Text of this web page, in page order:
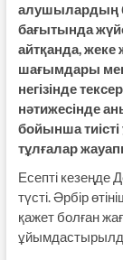
алушылардың
бағытында
айтқанда, жеке
шағымдары
негізінде
нәтижесінде
бойынша
тұлғалар
Есепті кезеңде
түсті. Әрбір
қажет болған